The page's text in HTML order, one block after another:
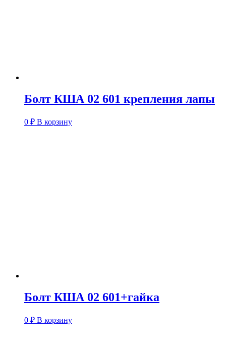
Болт КША 02 601 крепления лапы
0 ₽ В корзину
Болт КША 02 601+гайка
0 ₽ В корзину